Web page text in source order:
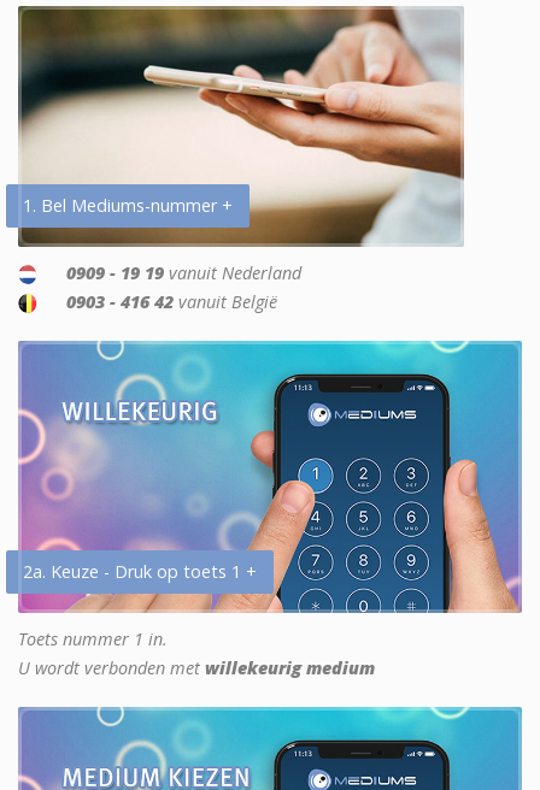
1. Bel Mediums-nummer +
0909 - 19 19 vanuit Nederland
0903 - 416 42 vanuit België
2a. Keuze - Druk op toets 1 +
Toets nummer 1 in.
U wordt verbonden met willekeurig medium